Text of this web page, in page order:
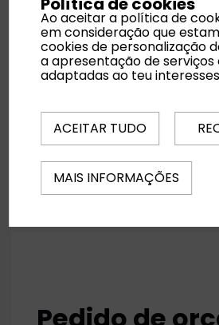
Ao aceitar a política de
em consideração que
cookies de personalização
a apresentação de
adaptadas ao teu
ACEITAR TUDO
MAIS INFORMAÇÕES